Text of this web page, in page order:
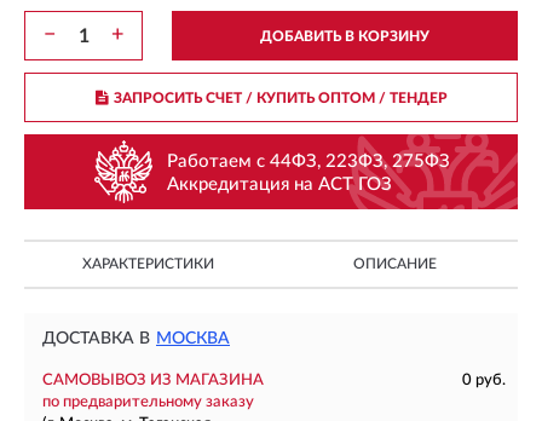
− + ДОБАВИТЬ В КОРЗИНУ
ЗАПРОСИТЬ СЧЕТ / КУПИТЬ ОПТОМ/ ТЕНДЕР
Работаем с 44ФЗ, 223ФЗ, 275ФЗ
Аккредитация на АСТ ГОЗ
ХАРАКТЕРИСТИКИ ОПИСАНИЕ
ДОСТАВКА В МОСКВА
САМОВЫВОЗ ИЗ МАГАЗИНА
0 руб.
по предварительному заказу